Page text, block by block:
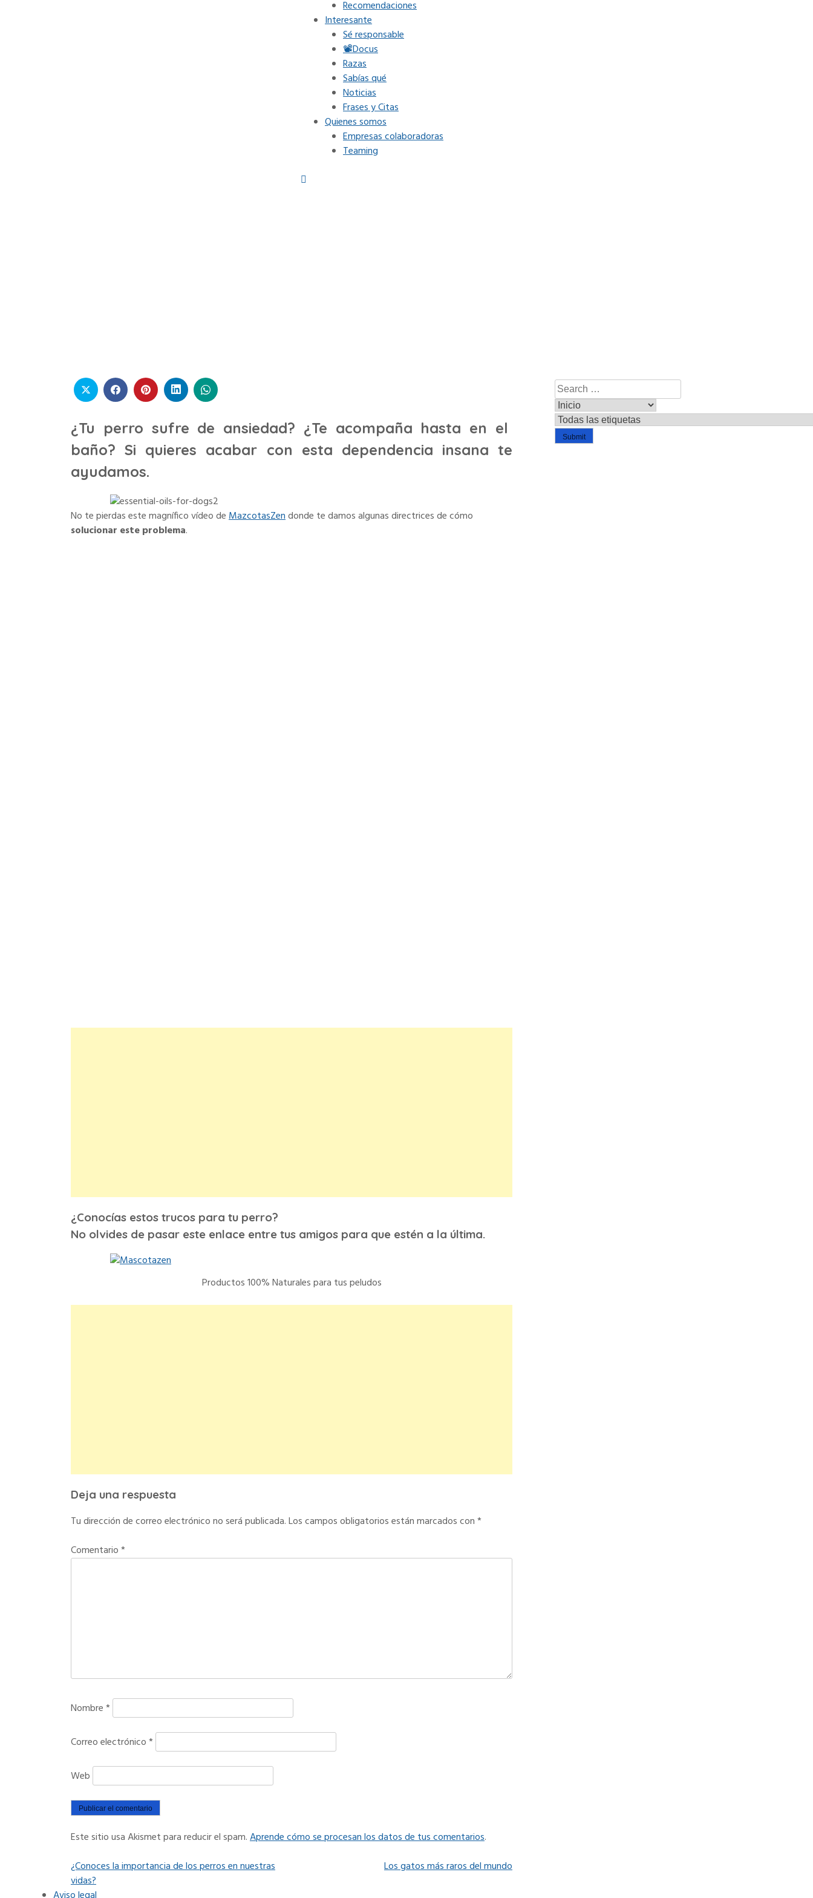
Recomendaciones
Interesante
Sé responsable
📽Docus
Razas
Sabías qué
Noticias
Frases y Citas
Quienes somos
Empresas colaboradoras
Teaming
¿Tu perro sufre de ansiedad? ¿Te acompaña hasta en el
baño? Si quieres acabar con esta dependencia insana te
ayudamos.
No te pierdas este magnífico vídeo deMazcotasZendonde te damos algunas directrices de cómo
solucionar este problema.
¿Conocías estos trucos para tu perro?
No olvides de pasar este enlace entre tus amigos para que estén a la última.
Productos 100% Naturales para tus peludos
Deja una respuesta
Tu dirección de correo electrónico no será publicada.Los campos obligatorios están marcados con*
Comentario*
Nombre*
Correo electrónico*
Web
Este sitio usa Akismet para reducir el spam.Aprende cómo se procesan los datos de tus comentarios.
N
a
P
r
¿Conoces la importancia de los perros en nuestras
vidas?
N
Los gatos más raros del mundo